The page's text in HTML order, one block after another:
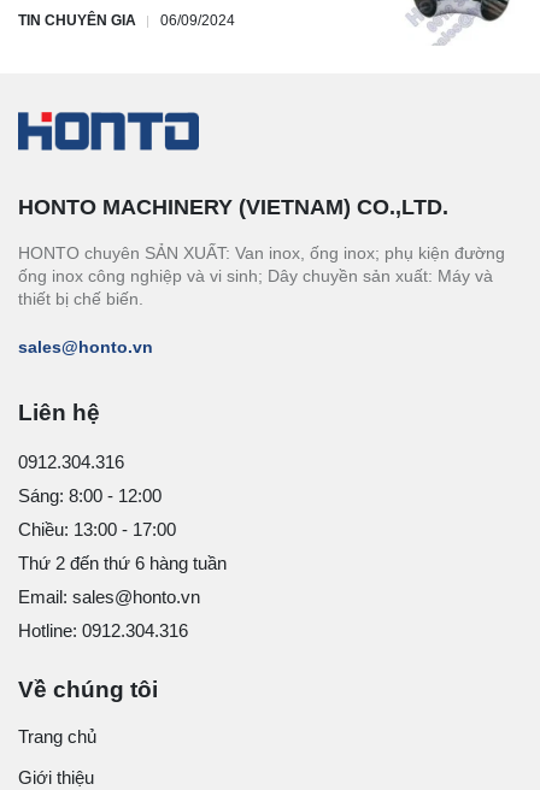
TIN CHUYÊN GIA 06/09/2024
HONTO MACHINERY (VIETNAM) CO.,LTD.
HONTO chuyên SẢN XUẤT: Van inox, ống inox; phụ kiện đường
ống inox công nghiệp và vi sinh; Dây chuyền sản xuất: Máy và
thiết bị chế biến.
sales@honto.vn
Liên hệ
0912.304.316
Sáng: 8:00 - 12:00
Chiều: 13:00 - 17:00
Thứ 2 đến thứ 6 hàng tuần
Email: sales@honto.vn
Hotline: 0912.304.316
Về chúng tôi
Trang chủ
Giới thiệu